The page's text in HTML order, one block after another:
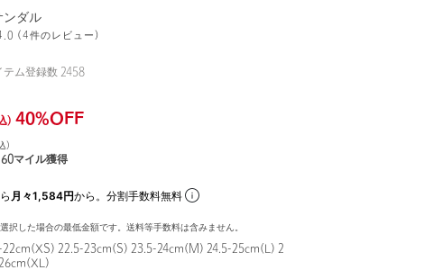
ンダル
(4件のレビュー)
テム登録数 2458
) 40%OFF
)
マイル獲得
月々1,584円から。分割手数料無料
択した場合の最低金額です。送料等手数料は含みません。
22cm(XS) 22.5-23cm(S) 23.5-24cm(M) 24.5-25cm(L) 2